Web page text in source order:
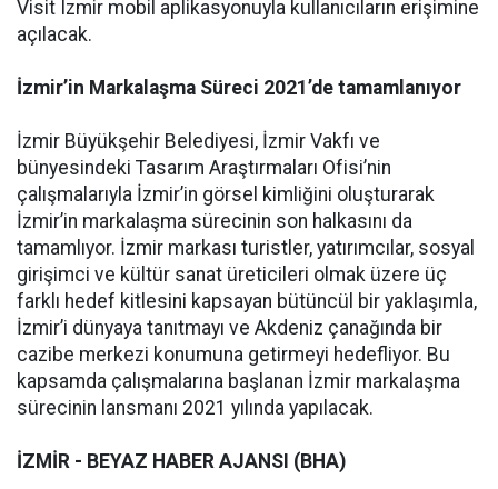
Visit Izmir mobil aplikasyonuyla kullanıcıların erişimine
açılacak.
İzmir’in Markalaşma Süreci 2021’de tamamlanıyor
İzmir Büyükşehir Belediyesi, İzmir Vakfı ve
bünyesindeki Tasarım Araştırmaları Ofisi’nin
çalışmalarıyla İzmir’in görsel kimliğini oluşturarak
İzmir’in markalaşma sürecinin son halkasını da
tamamlıyor. İzmir markası turistler, yatırımcılar, sosyal
girişimci ve kültür sanat üreticileri olmak üzere üç
farklı hedef kitlesini kapsayan bütüncül bir yaklaşımla,
İzmir’i dünyaya tanıtmayı ve Akdeniz çanağında bir
cazibe merkezi konumuna getirmeyi hedefliyor. Bu
kapsamda çalışmalarına başlanan İzmir markalaşma
sürecinin lansmanı 2021 yılında yapılacak.
İZMİR - BEYAZ HABER AJANSI (BHA)